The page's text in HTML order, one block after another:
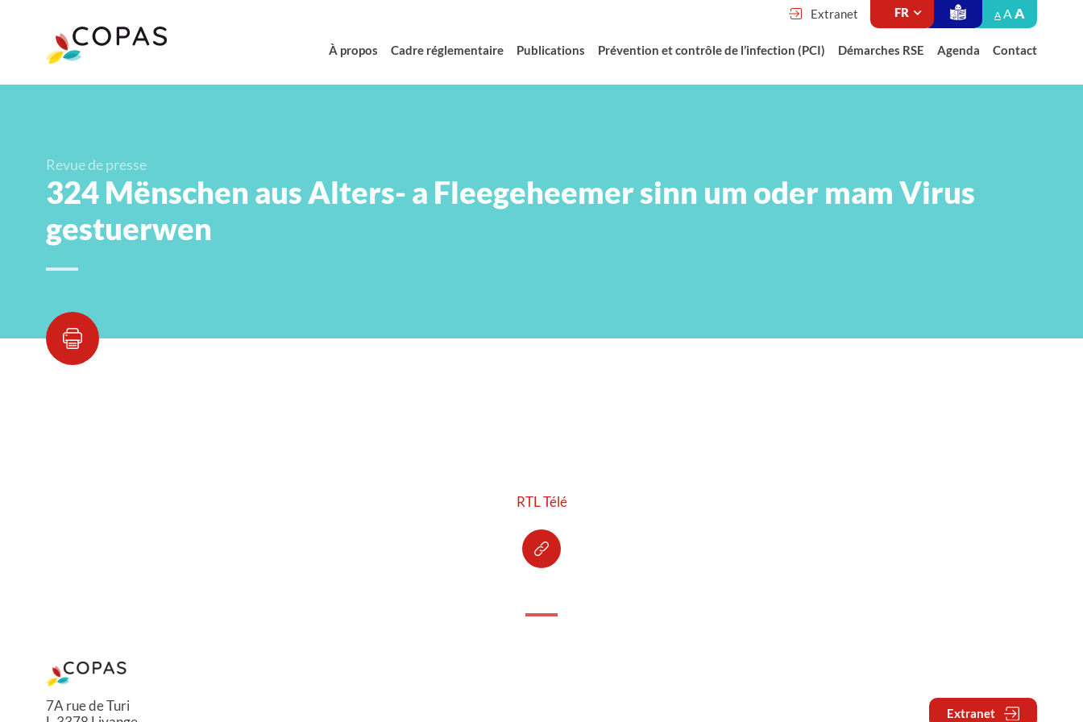
Extranet A AA
À propos Cadre réglementaire Publications Prévention et contrôle de l’infection (PCI) Démarches RSE Agenda Contact
Revue de presse
324 Mënschen aus Alters- a Fleegeheemer sinn um oder mam Virus
gestuerwen
RTL Télé
7A rue de Turi
Extranet